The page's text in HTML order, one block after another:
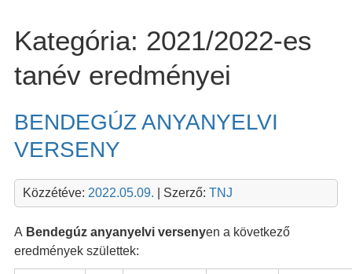
Kategória: 2021/2022-es
tanév eredményei
BENDEGÚZ ANYANYELVI
VERSENY
Közzétéve: 2022.05.09. | Szerző: TNJ
A Bendegúz anyanyelvi versenyen a következő
eredmények születtek: